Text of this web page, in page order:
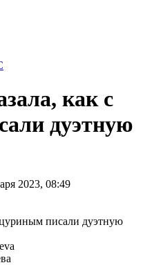
как с
дуэтную
2023, 08:49